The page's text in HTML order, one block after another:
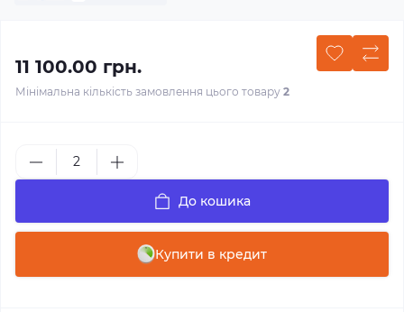
11 100.00 грн.
Мінімальна кількість замовлення цього товару 2
До кошика
Купити в кредит